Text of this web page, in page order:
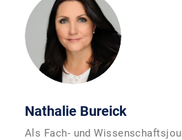
Nathalie Bureick
Als Fach- und